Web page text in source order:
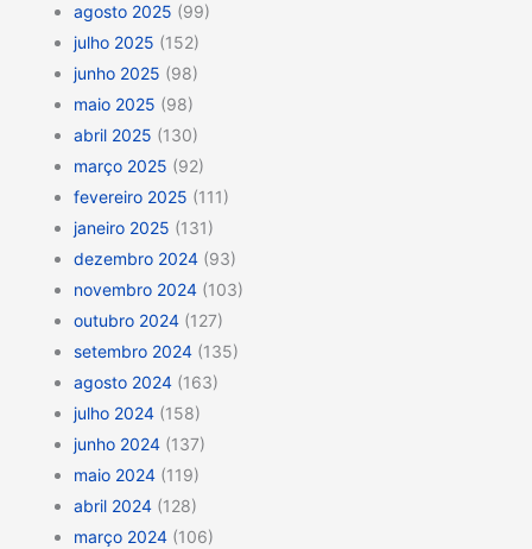
agosto 2025 (99)
julho 2025 (152)
junho 2025 (98)
maio 2025 (98)
abril 2025 (130)
março 2025 (92)
fevereiro 2025 (111)
janeiro 2025 (131)
dezembro 2024 (93)
novembro 2024 (103)
outubro 2024 (127)
setembro 2024 (135)
agosto 2024 (163)
julho 2024 (158)
junho 2024 (137)
maio 2024 (119)
abril 2024 (128)
março 2024 (106)